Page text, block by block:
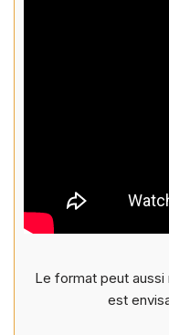
Le format peut
est